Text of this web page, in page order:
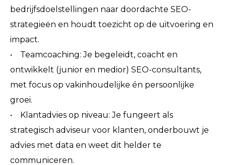
bedrijfsdoelstellingen naar doordachte SEO-
strategieën en houdt toezicht op de uitvoering en
impact.
• Teamcoaching: Je begeleidt, coacht en
ontwikkelt (junior en medior) SEO-consultants,
met focus op vakinhoudelijke én persoonlijke
groei.
• Klantadvies op niveau: Je fungeert als
strategisch adviseur voor klanten, onderbouwt je
advies met data en weet dit helder te
communiceren.